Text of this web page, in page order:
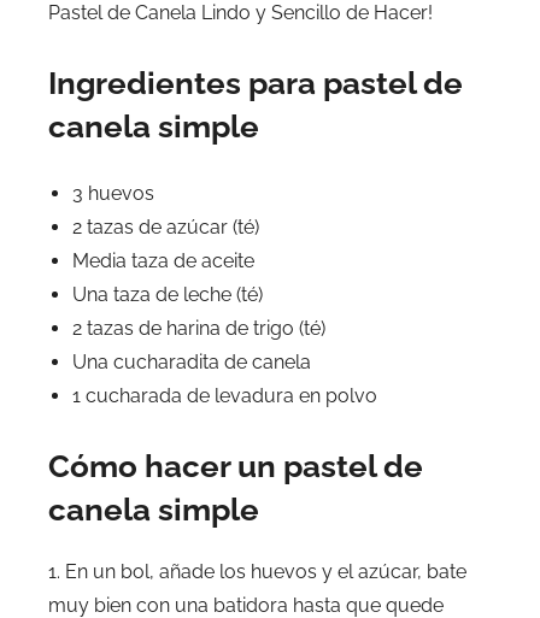
Pastel de Canela Lindo y Sencillo de Hacer!
Ingredientes para pastel de
canela simple
3 huevos
2 tazas de azúcar (té)
Media taza de aceite
Una taza de leche (té)
2 tazas de harina de trigo (té)
Una cucharadita de canela
1 cucharada de levadura en polvo
Cómo hacer un pastel de
canela simple
1. En un bol, añade los huevos y el azúcar, bate
muy bien con una batidora hasta que quede